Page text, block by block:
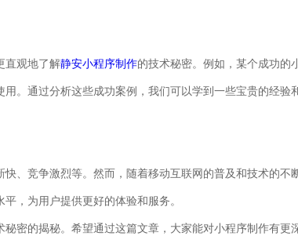
直观地了解静安小程序制作的技术秘密。例如，某个成功的
。通过分析这些成功案例，我们可以学到一些宝贵的经验
、竞争激烈等。然而，随着移动互联网的普及和技术的
，为用户提供更好的体验和服务。
秘密的揭秘。希望通过这篇文章，大家能对小程序制作有更